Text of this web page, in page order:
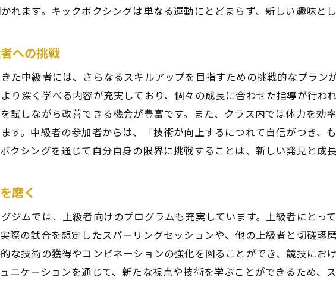
実際の体験談を通じて学ぶ上達のコツ
アウトドアでのキックボクシングの魅力
自然を感じながら体を動かす楽しさ
地域の自然と共に進化するトレーニングプラン
ストレスを自然の中で解消する方法
青葉区の風景を楽しみながらのフィットネス
全身運動で得られるフィットネス効果
メンタルヘルス向上のためのキックボクシング
体力アップをサポートするトレーニングメニュー
ストレス解消に効果的な理由を探る
れます。キックボクシングは単なる運動にとどまらず、新しい趣味と
への挑戦
た中級者には、さらなるスキルアップを目指すための挑戦的なプラン
り深く学べる内容が充実しており、個々の成長に合わせた指導が行わ
試しながら改善できる機会が豊富です。また、クラス内では体力を効
す。中級者の参加者からは、「技術が向上するにつれて自信がつき、
クシングを通じて自分自身の限界に挑戦することは、新しい発見と成
磨く
ジムでは、上級者向けのプログラムも充実しています。上級者にとっ
際の試合を想定したスパーリングセッションや、他の上級者と切磋琢
な技術の獲得やコンビネーションの強化を図ることができ、競技にお
ニケーションを通じて、新たな視点や技術を学ぶことができるため、